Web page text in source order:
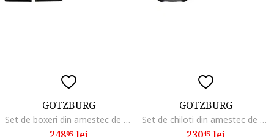
GOTZBURG
Set de boxeri din amestec de bumbac - 4 perechi, Alb/Negru
95
GOTZBURG
Set de chiloti din amestec de bumbac - 4 perechi, Negru
45